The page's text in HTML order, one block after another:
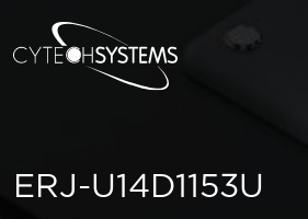
ERJ-U14D1153U